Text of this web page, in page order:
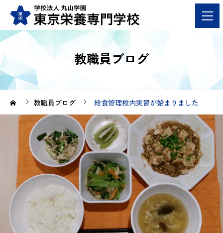
教職員ブログ
教職員ブログ 給食管理校内実習が始まりました